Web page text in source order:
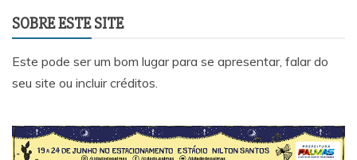
SOBRE ESTE SITE
Este pode ser um bom lugar para se apresentar, falar do
seu site ou incluir créditos.